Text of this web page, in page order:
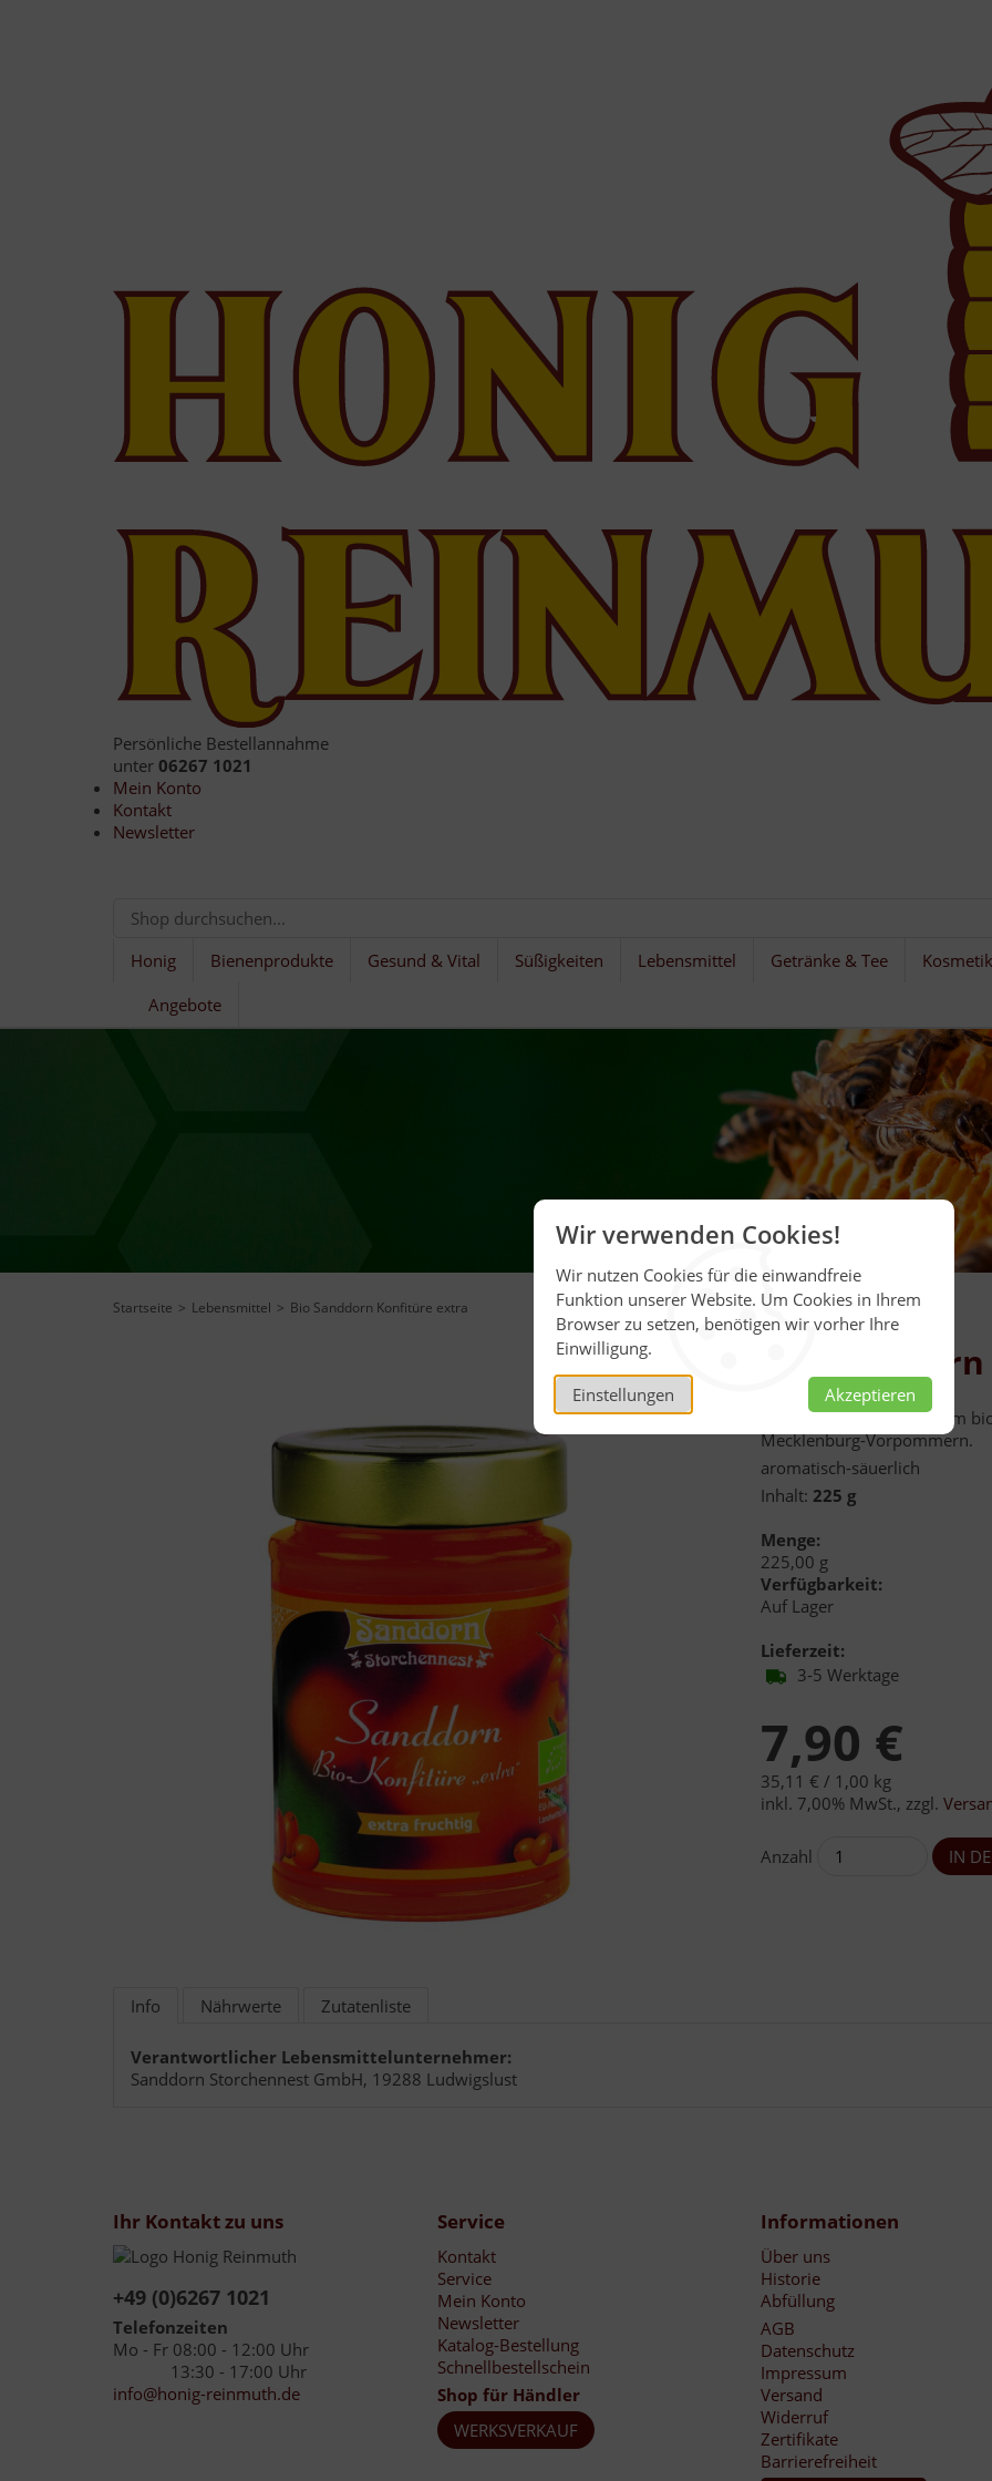
Wir verwenden Cookies!
Wir nutzen Cookies für die einwandfreie
Funktion unserer Website. Um Cookies in Ihrem
Browser zu setzen, benötigen wir vorher Ihre
Einwilligung.
Einstellungen Akzeptieren
Persönliche Bestellannahme
unter 06267 1021
Mein Konto
Kontakt
Newsletter
Honig Bienenprodukte Gesund & Vital Süßigkeiten Lebensmittel Getränke & Tee Kosmetik
Angebote
Startseite Lebensmittel Bio Sanddorn Konfitüre extra
Bio
Aus Deutschlands ältestem
Mecklenburg-Vorpommern.
aromatisch-säuerlich
Inhalt: 225 g
Menge:
225,00 g
Verfügbarkeit:
Auf Lager
Lieferzeit:
3-5 Werktage
7,90 €
35,11 € / 1,00 kg
inkl. 7,00% MwSt., zzgl.
Anzahl
Info Nährwerte Zutatenliste
Verantwortlicher Lebensmittelunternehmer:
Sanddorn Storchennest GmbH, 19288 Ludwigslust
Ihr Kontakt zu uns
+49 (0)6267 1021
Telefonzeiten
Mo - Fr 08:00 - 12:00 Uhr
13:30 - 17:00 Uhr
info@honig-reinmuth.de
Service
Kontakt
Service
Mein Konto
Newsletter
Katalog-Bestellung
Schnellbestellschein
Shop für Händler
WERKSVERKAUF
Informationen
Über uns
Historie
Abfüllung
AGB
Datenschutz
Impressum
Versand
Widerruf
Zertifikate
Barrierefreiheit